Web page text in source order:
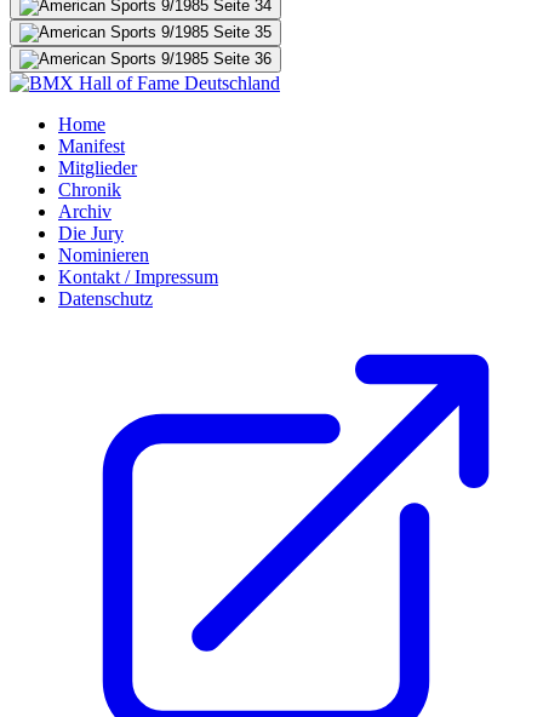
Home
Manifest
Mitglieder
Chronik
Archiv
Die Jury
Nominieren
Kontakt / Impressum
Datenschutz